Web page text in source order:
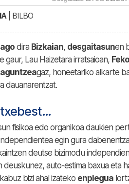
| BILBO
dira Bizkaian, desgaitasunen
gaur, Lau Haizetara irratsaioan,
laguntzeagaz, honeetariko alkarte
dauanarentzat.
fisikoa edo organikoa daukien
egin gura
deutse bizimodu
deuskunez, auto-estima baxua eta
bizi ahal izateko enplegua